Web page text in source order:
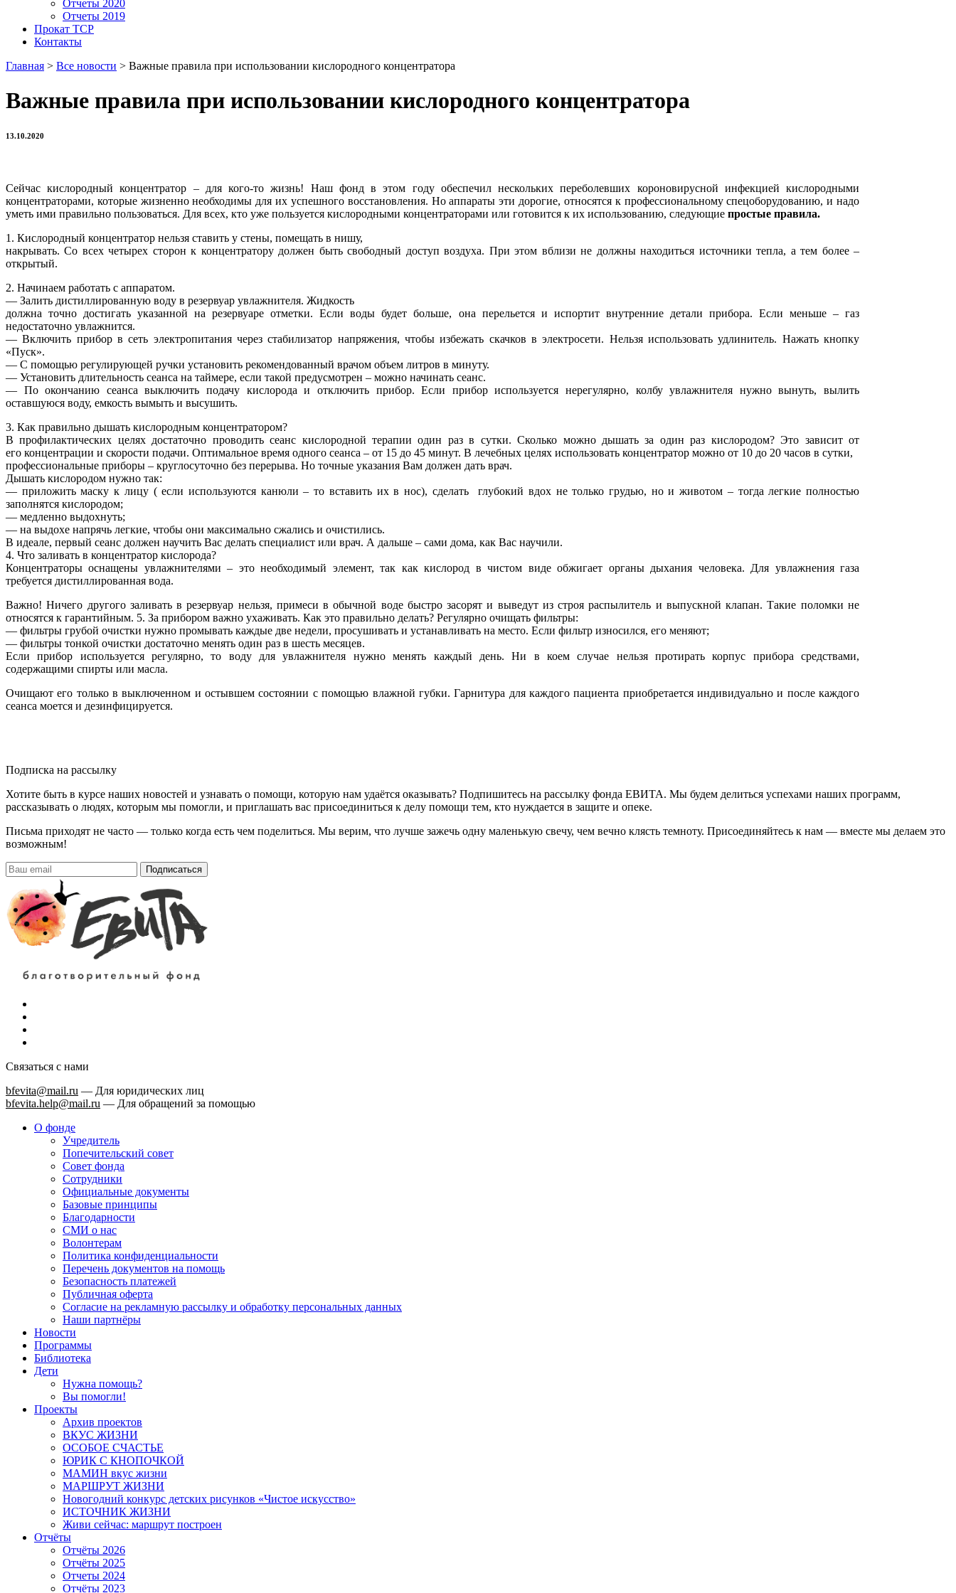
Отчеты 2020
Отчеты 2019
Прокат ТСР
Контакты
Главная > Все новости > Важные правила при использовании кислородного концентратора
Важные правила при использовании кислородного концентратора
13.10.2020
Сейчас кислородный концентратор – для кого-то жизнь! Наш фонд в этом году обеспечил нескольких переболевших короновирусной инфекцией кислородными
концентраторами, которые жизненно необходимы для их успешного восстановления. Но аппараты эти дорогие, относятся к профессиональному спецоборудованию, и надо
уметь ими правильно пользоваться. Для всех, кто уже пользуется кислородными концентраторами или готовится к их использованию, следующие простые правила.
1. Кислородный концентратор нельзя ставить у стены, помещать в нишу,
накрывать. Со всех четырех сторон к концентратору должен быть свободный доступ воздуха. При этом вблизи не должны находиться источники тепла, а тем более –
открытый.
2. Начинаем работать с аппаратом.
— Залить дистиллированную воду в резервуар увлажнителя. Жидкость
должна точно достигать указанной на резервуаре отметки. Если воды будет больше, она перельется и испортит внутренние детали прибора. Если меньше – газ
недостаточно увлажнится.
— Включить прибор в сеть электропитания через стабилизатор напряжения, чтобы избежать скачков в электросети. Нельзя использовать удлинитель. Нажать кнопку
«Пуск».
— С помощью регулирующей ручки установить рекомендованный врачом объем литров в минуту.
— Установить длительность сеанса на таймере, если такой предусмотрен – можно начинать сеанс.
— По окончанию сеанса выключить подачу кислорода и отключить прибор. Если прибор используется нерегулярно, колбу увлажнителя нужно вынуть, вылить
оставшуюся воду, емкость вымыть и высушить.
3. Как правильно дышать кислородным концентратором?
В профилактических целях достаточно проводить сеанс кислородной терапии один раз в сутки. Сколько можно дышать за один раз кислородом? Это зависит от
его концентрации и скорости подачи. Оптимальное время одного сеанса – от 15 до 45 минут. В лечебных целях использовать концентратор можно от 10 до 20 часов в сутки,
профессиональные приборы – круглосуточно без перерыва. Но точные указания Вам должен дать врач.
Дышать кислородом нужно так:
— приложить маску к лицу ( если используются канюли – то вставить их в нос), сделать глубокий вдох не только грудью, но и животом – тогда легкие полностью
заполнятся кислородом;
— медленно выдохнуть;
— на выдохе напрячь легкие, чтобы они максимально сжались и очистились.
В идеале, первый сеанс должен научить Вас делать специалист или врач. А дальше – сами дома, как Вас научили.
4. Что заливать в концентратор кислорода?
Концентраторы оснащены увлажнителями – это необходимый элемент, так каккислород в чистом виде обжигает органы дыхания человека. Для увлажнения газа
требуется дистиллированная вода.
Важно! Ничего другого заливать в резервуар нельзя, примеси в обычной воде быстро засорят и выведут из строя распылитель и выпускной клапан. Такие поломки не
относятся к гарантийным. 5. За прибором важно ухаживать. Как это правильно делать? Регулярно очищать фильтры:
— фильтры грубой очистки нужно промывать каждые две недели, просушивать и устанавливать на место. Если фильтр износился, его меняют;
— фильтры тонкой очистки достаточно менять один раз в шесть месяцев.
Если прибор используется регулярно, то воду для увлажнителя нужно менять каждый день. Ни в коем случае нельзя протирать корпус прибора средствами,
содержащими спирты или масла.
Очищают его только в выключенном и остывшем состоянии с помощью влажной губки. Гарнитура для каждого пациента приобретается индивидуально и после каждого
сеанса моется и дезинфицируется.
Подписка на рассылку
Хотите быть в курсе наших новостей и узнавать о помощи, которую нам удаётся оказывать? Подпишитесь на рассылку фонда ЕВИТА. Мы будем делиться успехами наших программ,
рассказывать о людях, которым мы помогли, и приглашать вас присоединиться к делу помощи тем, кто нуждается в защите и опеке.
Письма приходят не часто — только когда есть чем поделиться. Мы верим, что лучше зажечь одну маленькую свечу, чем вечно клясть темноту. Присоединяйтесь к нам — вместе мы делаем это
возможным!
Подписаться
Связаться с нами
bfevita@mail.ru — Для юридических лиц
bfevita.help@mail.ru — Для обращений за помощью
О фонде
Учредитель
Попечительский совет
Совет фонда
Сотрудники
Официальные документы
Базовые принципы
Благодарности
СМИ о нас
Волонтерам
Политика конфиденциальности
Перечень документов на помощь
Безопасность платежей
Публичная оферта
Согласие на рекламную рассылку и обработку персональных данных
Наши партнёры
Новости
Программы
Библиотека
Дети
Нужна помощь?
Вы помогли!
Проекты
Архив проектов
ВКУС ЖИЗНИ
ОСОБОЕ СЧАСТЬЕ
ЮРИК С КНОПОЧКОЙ
МАМИН вкус жизни
МАРШРУТ ЖИЗНИ
Новогодний конкурс детских рисунков «Чистое искусство»
ИСТОЧНИК ЖИЗНИ
Живи сейчас: маршрут построен
Отчёты
Отчёты 2026
Отчёты 2025
Отчеты 2024
Отчёты 2023